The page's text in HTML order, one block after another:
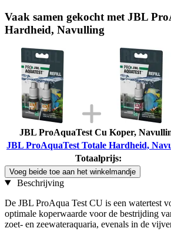
Vaak samen gekocht met JBL
Hardheid, Navulling
JBL ProAquaTest Cu Koper,
JBL ProAquaTest Totale Hardheid,
Totaalprijs:
Voeg beide toe aan het winkelmandje
Beschrijving
De JBL ProAqua Test CU is een watertest
optimale koperwaarde voor de bestrijding
zoet- en zeewateraquaria, evenals in de